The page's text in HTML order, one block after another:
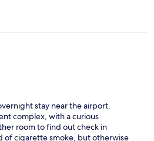
stay near the airport.
complex, with a curious
room to find out check in
of cigarette smoke, but otherwise